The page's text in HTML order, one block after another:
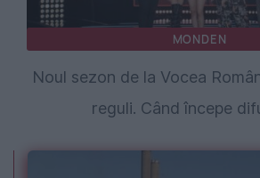
MONDEN
Noul sezon de la Vocea
reguli. Când începe